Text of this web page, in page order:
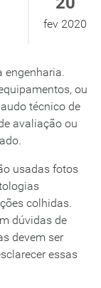
fev 2020
engenharia.
ou
técnico de
avaliação ou
usadas fotos
colhidas.
dúvidas de
devem ser
essas